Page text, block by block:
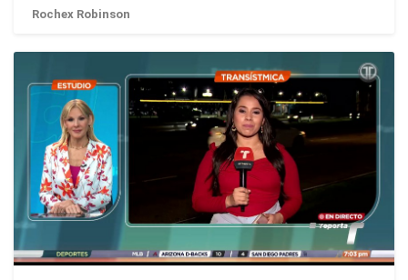
Rochex Robinson